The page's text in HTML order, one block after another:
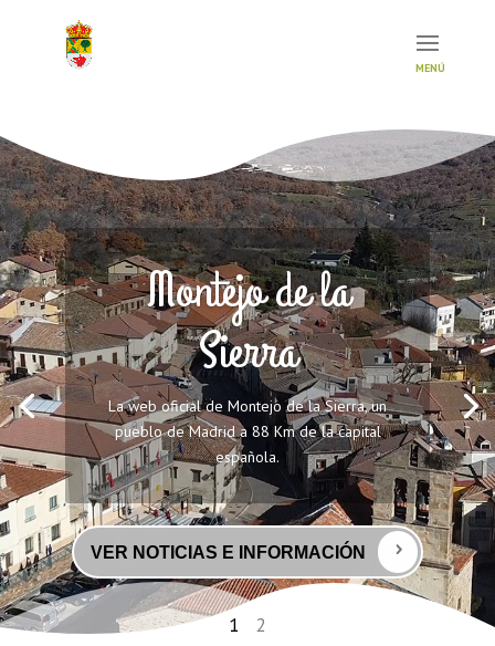
Montejo de la
Sierra
La web oficial de Montejo de la Sierra, un
pueblo de Madrid a 88 Km de la capital
española.
VER NOTICIAS E INFORMACIÓN
1 2